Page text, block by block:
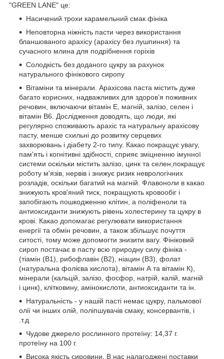
"GREEN LANE" це:
Насичений трохи карамельний смак фініка
Неповторна ніжність пасти через використання
бланшованого арахісу (арахісу без лушпиння) та
сучасного млина для подрібнення горіхів
Солодкість без доданого цукру за рахунок
натурального фінікового сиропу
Вітаміни та мінерали. Арахісова паста містить дуже
багато корисних, надважливих для здоров’я поживних
речовин, включаючи вітамін Е, магній, залізо, селен і
вітамін В6. Дослідження доводять, що люди, які
регулярно споживають арахіс та натуральну арахісову
пасту, менше схильні до розвитку серцевих
захворювань і діабету 2-го типу. Какао покращує увагу,
пам'ять і когнітивні здібності, сприяє зміцненню імунної
системи оскільки містить залізо, цинк та селен,покращує
роботу м'язів, нервів і знижує ризик неврологічних
розладів, оскільки багатий на магній. Флавоноли в какао
знижують кров'яний тиск, покращують кровообіг і
запобігають пошкодженню клітин, а поліфеноли та
антиоксиданти знижують рівень холестерину та цукру в
крові. Какао допомагає регулювати використання
енергії та обмін речовин, а також збільшує почуття
ситості, тому може допомогти знизити вагу. Фініковий
сироп постачає в пасту всю природну силу фініка -
(тіамін (B1), рибофлавін (B2), ніацин (B3), фолат
(натуральна фолієва кислота), вітамін А та вітамін К),
мінерали (кальцій, залізо, фосфор, натрій, калій, магній
і цинк), клітковину, амінокислоти, антиоксиданти та ін.
Натуральність - у нашій пасті немає цукру, пальмової
олії чи інших олій, поліпшувачів смаку, консервантів, і
.т.д
Чудове джерело рослинного протеїну: 14,37 г.
протеїну на 100 г.
Висока якість сировини. В нас налагоджені поставки